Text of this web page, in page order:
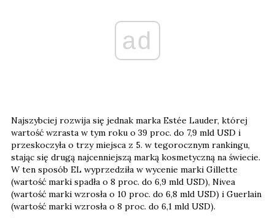
ad
Najszybciej rozwija się jednak marka Estée Lauder, której
wartość wzrasta w tym roku o 39 proc. do 7,9 mld USD i
przeskoczyła o trzy miejsca z 5. w tegorocznym rankingu,
stając się drugą najcenniejszą marką kosmetyczną na świecie.
W ten sposób EL wyprzedziła w wycenie marki Gillette
(wartość marki spadła o 8 proc. do 6,9 mld USD), Nivea
(wartość marki wzrosła o 10 proc. do 6,8 mld USD) i Guerlain
(wartość marki wzrosła o 8 proc. do 6,1 mld USD).